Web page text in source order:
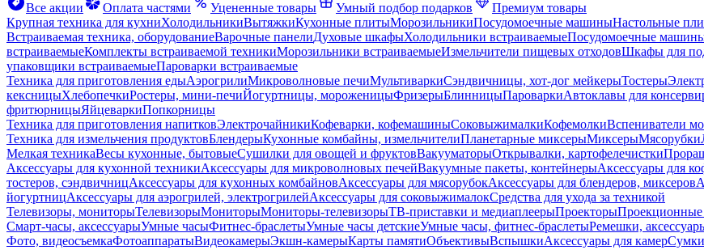
Все акции
Оплата частями Уцененные товары Умный подбор подарков
Премиум товары
Крупная техника для кухниХолодильникиВытяжкиКухонные плитыМорозильникиПосудомоечные машиныНастольные
Встраиваемая техника, оборудованиеВарочные панелиДуховые шкафыХолодильники встраиваемыеПосудомоечные
встраиваемыеКомплекты встраиваемой техникиМорозильники встраиваемыеИзмельчители пищевых отходовШкафы для
упаковщики встраиваемыеПароварки встраиваемые
Техника для приготовления едыАэрогрилиМикроволновые печиМультиваркиСэндвичницы, хот-дог мейкерыТостеры
кексницыХлебопечкиРостеры, мини-печиЙогуртницы, мороженицыФризерыБлинницыПароваркиАвтоклавы для
фритюрницыЯйцеваркиПопкорницы
Техника для приготовления напитковЭлектрочайникиКофеварки, кофемашиныСоковыжималкиКофемолкиВспениватели
Техника для измельчения продуктовБлендерыКухонные комбайны, измельчителиПланетарные миксерыМиксерыМясорубки
Мелкая техникаВесы кухонные, бытовыеСушилки для овощей и фруктовВакууматорыОткрывалки, картофелечистки
Аксессуары для кухонной техникиАксессуары для микроволновых печейВакуумные пакеты, контейнерыАксессуары для
тостеров, сэндвичницАксессуары для кухонных комбайновАксессуары для мясорубокАксессуары для блендеров, миксеров
йогуртницАксессуары для аэрогрилей, электрогрилейАксессуары для соковыжималокСредства для ухода за техникой
Телевизоры, мониторыТелевизорыМониторыМониторы-телевизорыТВ-приставки и медиаплеерыПроекторыПроекционные
Смарт-часы, аксессуарыУмные часыФитнес-браслетыУмные часы детскиеУмные часы, фитнес-браслетыРемешки,
Фото, видеосъемкаФотоаппаратыВидеокамерыЭкшн-камерыКарты памятиОбъективыВспышкиАксессуары для камер